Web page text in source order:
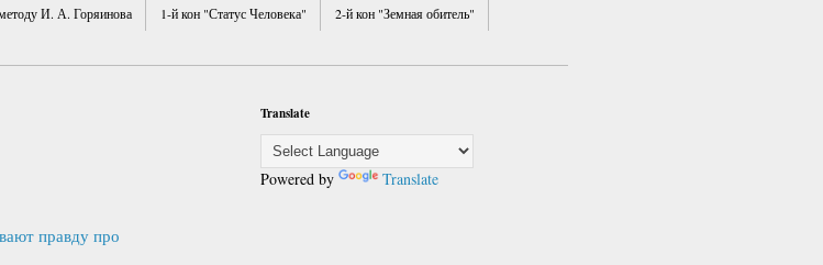
И. А. Горяинова 1-й кон "Статус Человека"
2-й кон "Земная обитель"
правду про
Translate
Powered by Translate